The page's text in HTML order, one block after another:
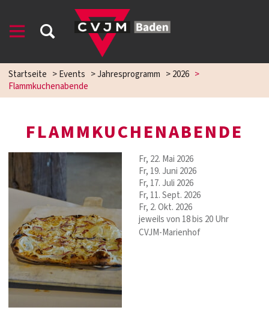
Startseite >Events >Jahresprogramm >2026 >
Flammkuchenabende
FLAMMKUCHENABENDE
Fr, 22. Mai 2026
Fr, 19. Juni 2026
Fr, 17. Juli 2026
Fr, 11. Sept. 2026
Fr, 2. Okt. 2026
jeweils von 18 bis 20 Uhr
CVJM-Marienhof